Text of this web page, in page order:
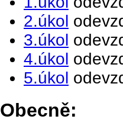
2.úkol
3.úkol
4.úkol
5.úkol
Obecně: